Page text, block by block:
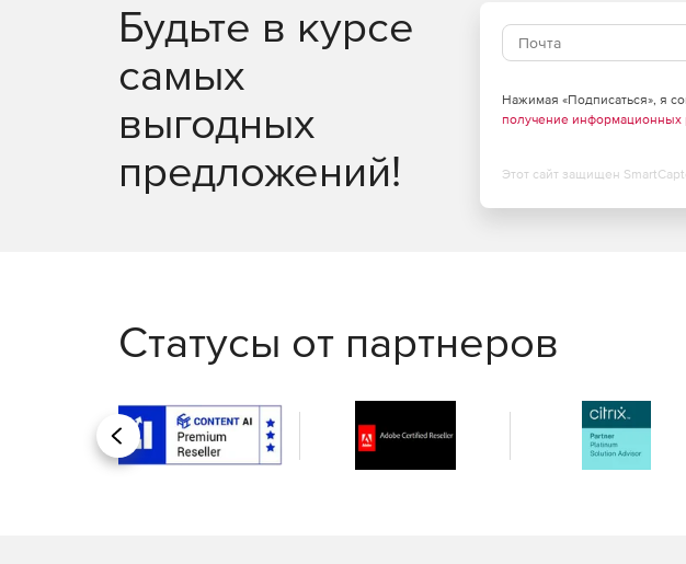
Будьте в курсе
самых
выгодных
предложений!
Нажимая «Подписаться», я
получение информационных
Этот сайт защищен
Статусы от партнеров
Назад